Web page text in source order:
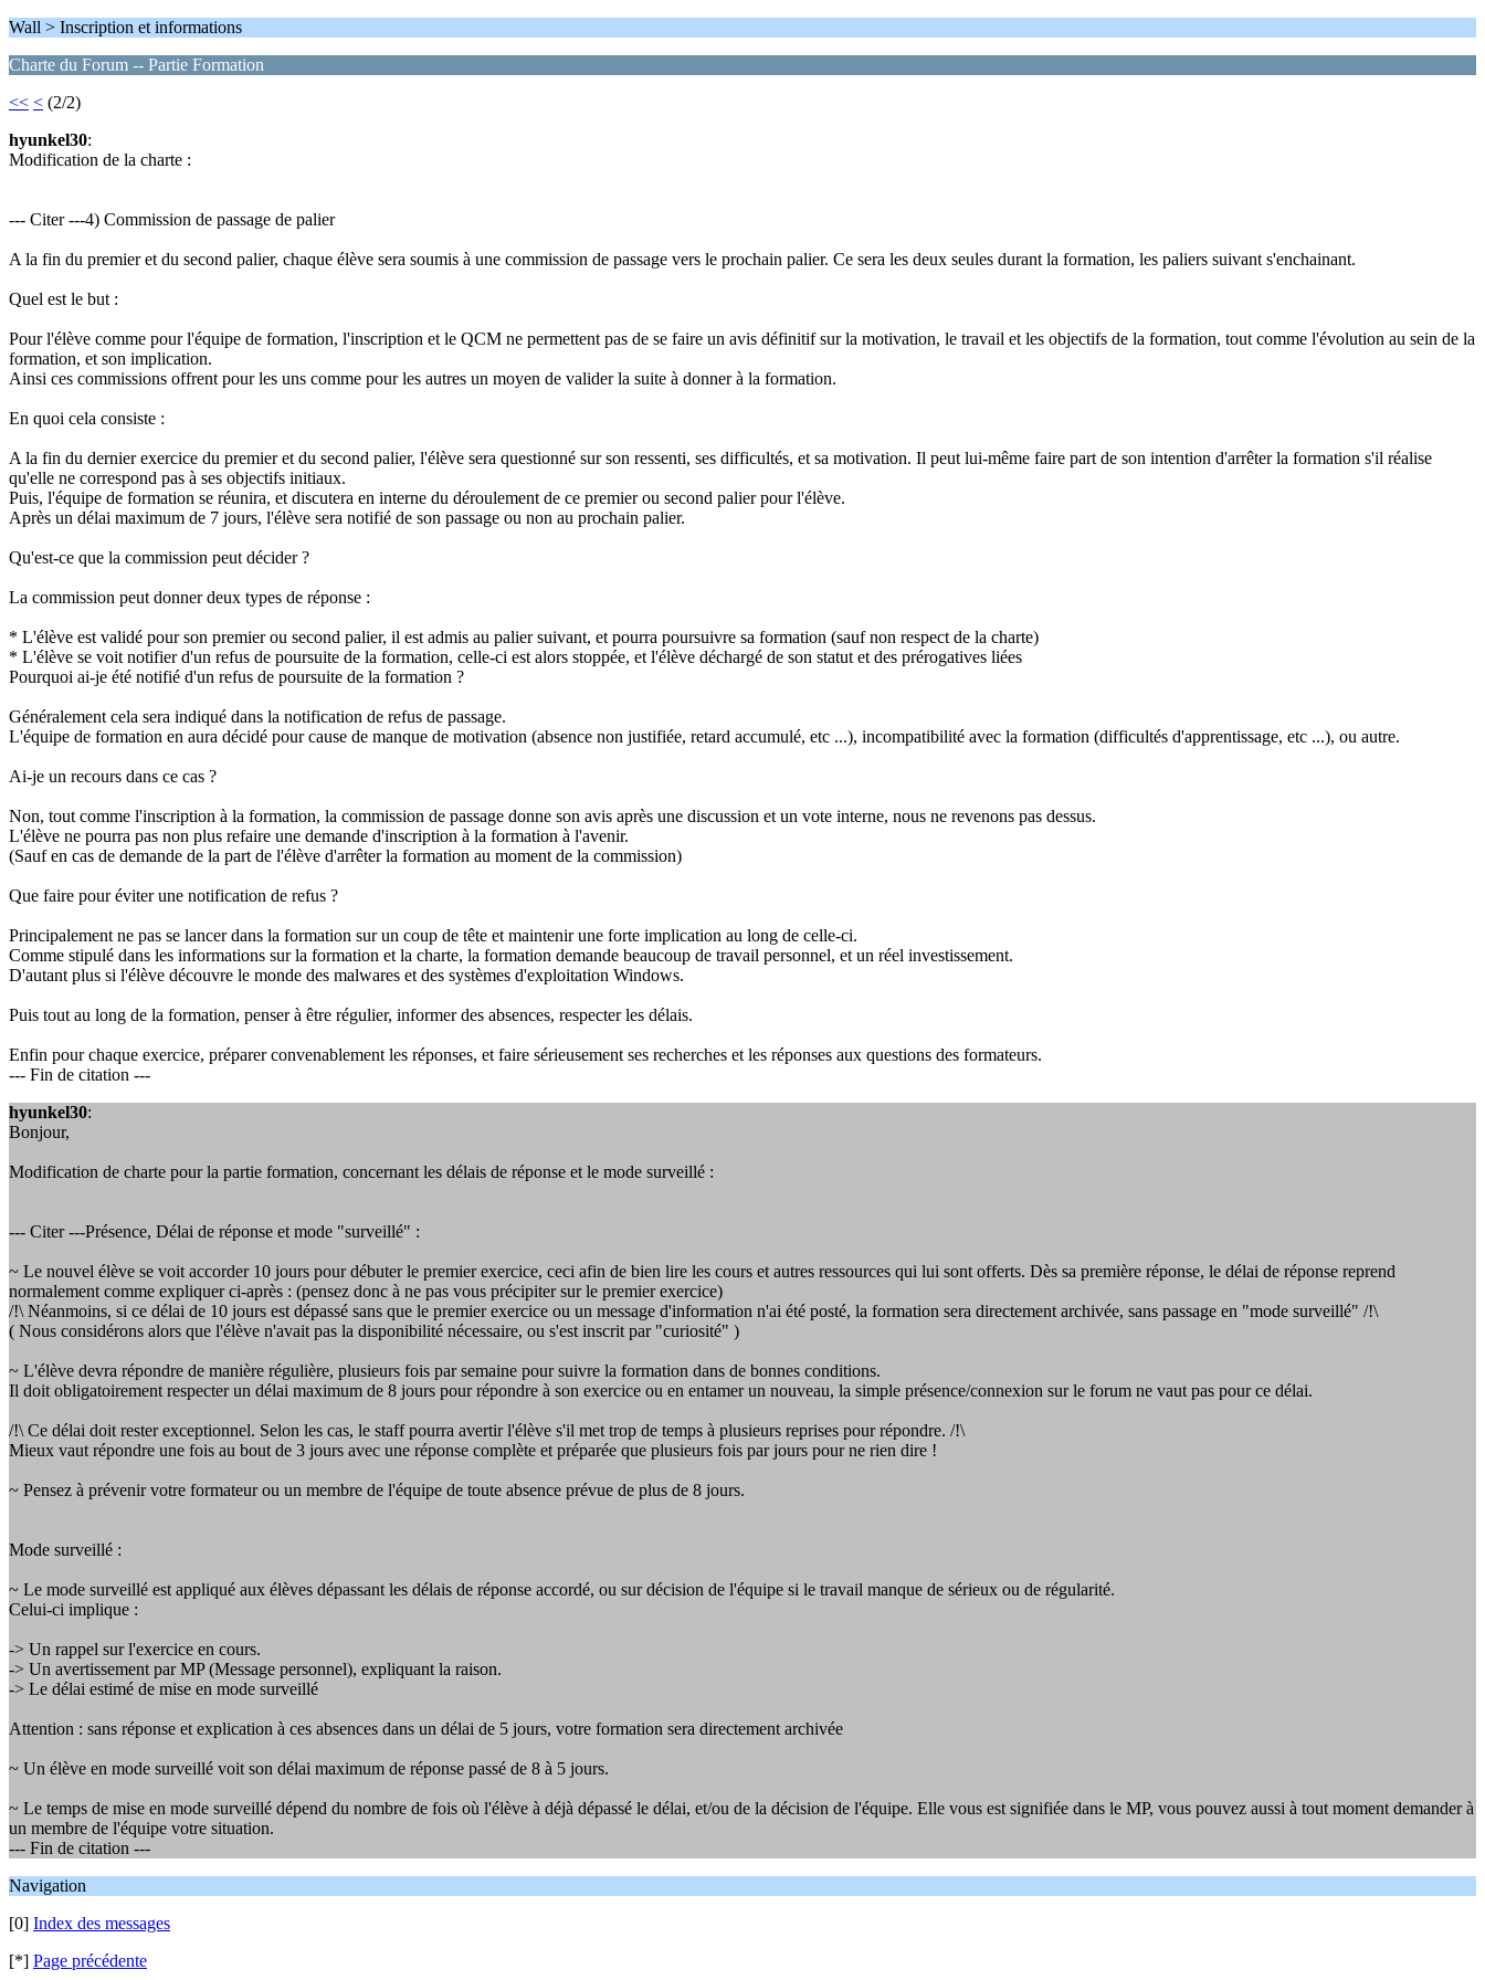
Wall > Inscription et informations
Charte du Forum -- Partie Formation
<< < (2/2)
hyunkel30:
Modification de la charte :
--- Citer ---4) Commission de passage de palier
A la fin du premier et du second palier, chaque élève sera soumis à une commission de passage vers le prochain palier. Ce sera les deux seules durant la formation, les paliers suivant s'enchainant.
Quel est le but :
Pour l'élève comme pour l'équipe de formation, l'inscription et le QCM ne permettent pas de se faire un avis définitif sur la motivation, le travail et les objectifs de la formation, tout comme l'évolution au sein de la
formation, et son implication.
Ainsi ces commissions offrent pour les uns comme pour les autres un moyen de valider la suite à donner à la formation.
En quoi cela consiste :
A la fin du dernier exercice du premier et du second palier, l'élève sera questionné sur son ressenti, ses difficultés, et sa motivation. Il peut lui-même faire part de son intention d'arrêter la formation s'il réalise
qu'elle ne correspond pas à ses objectifs initiaux.
Puis, l'équipe de formation se réunira, et discutera en interne du déroulement de ce premier ou second palier pour l'élève.
Après un délai maximum de 7 jours, l'élève sera notifié de son passage ou non au prochain palier.
Qu'est-ce que la commission peut décider ?
La commission peut donner deux types de réponse :
* L'élève est validé pour son premier ou second palier, il est admis au palier suivant, et pourra poursuivre sa formation (sauf non respect de la charte)
* L'élève se voit notifier d'un refus de poursuite de la formation, celle-ci est alors stoppée, et l'élève déchargé de son statut et des prérogatives liées
Pourquoi ai-je été notifié d'un refus de poursuite de la formation ?
Généralement cela sera indiqué dans la notification de refus de passage.
L'équipe de formation en aura décidé pour cause de manque de motivation (absence non justifiée, retard accumulé, etc ...), incompatibilité avec la formation (difficultés d'apprentissage, etc ...), ou autre.
Ai-je un recours dans ce cas ?
Non, tout comme l'inscription à la formation, la commission de passage donne son avis après une discussion et un vote interne, nous ne revenons pas dessus.
L'élève ne pourra pas non plus refaire une demande d'inscription à la formation à l'avenir.
(Sauf en cas de demande de la part de l'élève d'arrêter la formation au moment de la commission)
Que faire pour éviter une notification de refus ?
Principalement ne pas se lancer dans la formation sur un coup de tête et maintenir une forte implication au long de celle-ci.
Comme stipulé dans les informations sur la formation et la charte, la formation demande beaucoup de travail personnel, et un réel investissement.
D'autant plus si l'élève découvre le monde des malwares et des systèmes d'exploitation Windows.
Puis tout au long de la formation, penser à être régulier, informer des absences, respecter les délais.
Enfin pour chaque exercice, préparer convenablement les réponses, et faire sérieusement ses recherches et les réponses aux questions des formateurs.
--- Fin de citation ---
hyunkel30:
Bonjour,
Modification de charte pour la partie formation, concernant les délais de réponse et le mode surveillé :
--- Citer ---Présence, Délai de réponse et mode "surveillé" :
~ Le nouvel élève se voit accorder 10 jours pour débuter le premier exercice, ceci afin de bien lire les cours et autres ressources qui lui sont offerts. Dès sa première réponse, le délai de réponse reprend
normalement comme expliquer ci-après : (pensez donc à ne pas vous précipiter sur le premier exercice)
/!\ Néanmoins, si ce délai de 10 jours est dépassé sans que le premier exercice ou un message d'information n'ai été posté, la formation sera directement archivée, sans passage en "mode surveillé" /!\
( Nous considérons alors que l'élève n'avait pas la disponibilité nécessaire, ou s'est inscrit par "curiosité" )
~ L'élève devra répondre de manière régulière, plusieurs fois par semaine pour suivre la formation dans de bonnes conditions.
Il doit obligatoirement respecter un délai maximum de 8 jours pour répondre à son exercice ou en entamer un nouveau, la simple présence/connexion sur le forum ne vaut pas pour ce délai.
/!\ Ce délai doit rester exceptionnel. Selon les cas, le staff pourra avertir l'élève s'il met trop de temps à plusieurs reprises pour répondre. /!\
Mieux vaut répondre une fois au bout de 3 jours avec une réponse complète et préparée que plusieurs fois par jours pour ne rien dire !
~ Pensez à prévenir votre formateur ou un membre de l'équipe de toute absence prévue de plus de 8 jours.
Mode surveillé :
~ Le mode surveillé est appliqué aux élèves dépassant les délais de réponse accordé, ou sur décision de l'équipe si le travail manque de sérieux ou de régularité.
Celui-ci implique :
-> Un rappel sur l'exercice en cours.
-> Un avertissement par MP (Message personnel), expliquant la raison.
-> Le délai estimé de mise en mode surveillé
Attention : sans réponse et explication à ces absences dans un délai de 5 jours, votre formation sera directement archivée
~ Un élève en mode surveillé voit son délai maximum de réponse passé de 8 à 5 jours.
~ Le temps de mise en mode surveillé dépend du nombre de fois où l'élève à déjà dépassé le délai, et/ou de la décision de l'équipe. Elle vous est signifiée dans le MP, vous pouvez aussi à tout moment demander à
un membre de l'équipe votre situation.
--- Fin de citation ---
Navigation
[0] Index des messages
[*] Page précédente